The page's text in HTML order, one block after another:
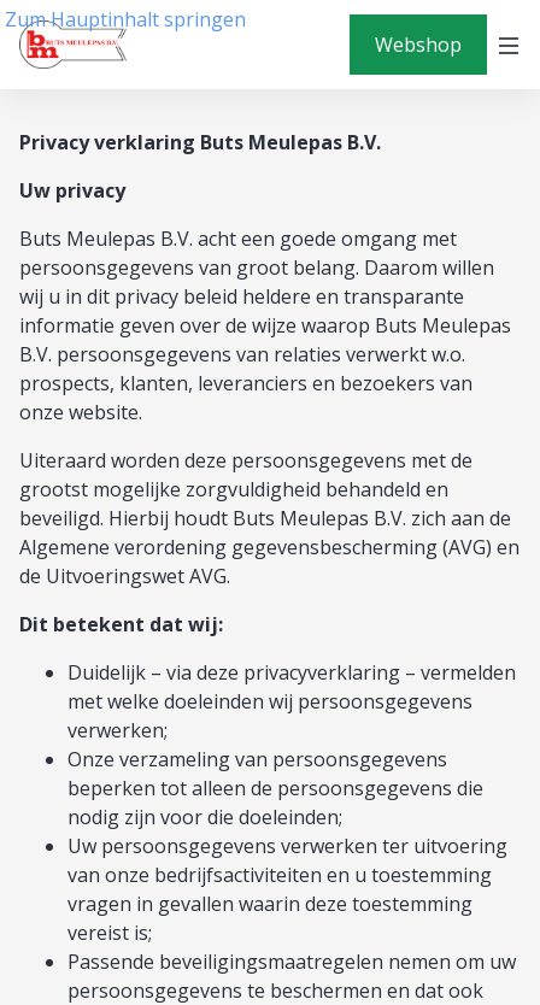
Zum Hauptinhalt springen
Webshop
Privacy verklaring Buts Meulepas B.V.
Uw privacy
Buts Meulepas B.V. acht een goede omgang met
persoonsgegevens van groot belang. Daarom willen
wij u in dit privacy beleid heldere en transparante
informatie geven over de wijze waarop Buts Meulepas
B.V. persoonsgegevens van relaties verwerkt w.o.
prospects, klanten, leveranciers en bezoekers van
onze website.
Uiteraard worden deze persoonsgegevens met de
grootst mogelijke zorgvuldigheid behandeld en
beveiligd. Hierbij houdt Buts Meulepas B.V. zich aan de
Algemene verordening gegevensbescherming (AVG) en
de Uitvoeringswet AVG.
Dit betekent dat wij:
Duidelijk – via deze privacyverklaring – vermelden
met welke doeleinden wij persoonsgegevens
verwerken;
Onze verzameling van persoonsgegevens
beperken tot alleen de persoonsgegevens die
nodig zijn voor die doeleinden;
Uw persoonsgegevens verwerken ter uitvoering
van onze bedrijfsactiviteiten en u toestemming
vragen in gevallen waarin deze toestemming
vereist is;
Passende beveiligingsmaatregelen nemen om uw
persoonsgegevens te beschermen en dat ook